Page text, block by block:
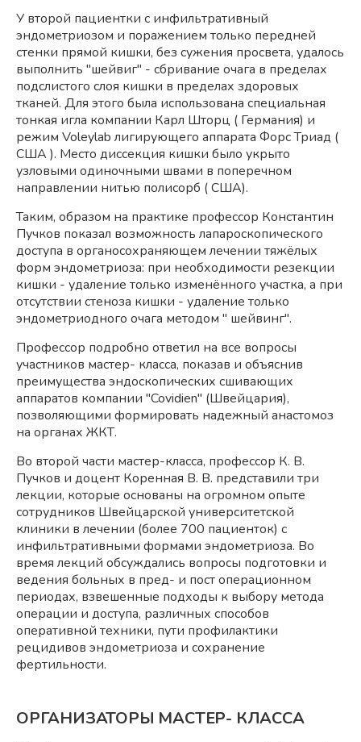
У второй пациентки с инфильтративный
эндометриозом и поражением только передней
стенки прямой кишки, без сужения просвета, удалось
выполнить "шейвиг" - сбривание очага в пределах
подслистого слоя кишки в пределах здоровых
тканей. Для этого была использована специальная
тонкая игла компании Карл Шторц ( Германия) и
режим Voleylab лигирующего аппарата Форс Триад (
США ). Место диссекция кишки было укрыто
узловыми одиночными швами в поперечном
направлении нитью полисорб ( США).
Таким, образом на практике профессор Константин
Пучков показал возможность лапароскопического
доступа в органосохраняющем лечении тяжёлых
форм эндометриоза: при необходимости резекции
кишки - удаление только изменённого участка, а при
отсутствии стеноза кишки - удаление только
эндометриодного очага методом " шейвинг".
Профессор подробно ответил на все вопросы
участников мастер- класса, показав и объяснив
преимущества эндоскопических сшивающих
аппаратов компании "Covidien" (Швейцария),
позволяющими формировать надежный анастомоз
на органах ЖКТ.
Во второй части мастер-класса, профессор К. В.
Пучков и доцент Коренная В. В. представили три
лекции, которые основаны на огромном опыте
сотрудников Швейцарской университетской
клиники в лечении (более 700 пациенток) с
инфильтративными формами эндометриоза. Во
время лекций обсуждались вопросы подготовки и
ведения больных в пред- и пост операционном
периодах, взвешенные подходы к выбору метода
операции и доступа, различных способов
оперативной техники, пути профилактики
рецидивов эндометриоза и сохранение
фертильности.
ОРГАНИЗАТОРЫ МАСТЕР- КЛАССА